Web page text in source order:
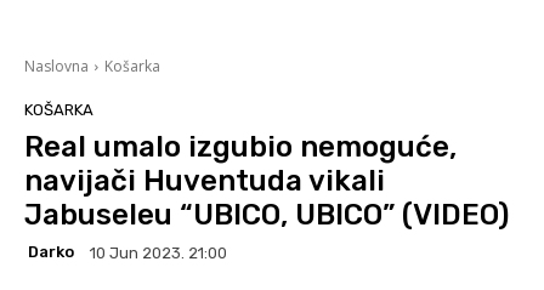
Naslovna Košarka
KOŠARKA
Real umalo izgubio nemoguće,
navijači Huventuda vikali
Jabuseleu “UBICO, UBICO” (VIDEO)
Darko 10 Jun 2023. 21:00